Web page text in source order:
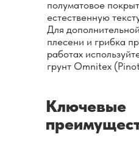
полуматовое
естественную
Для
плесени и грибка
работах
грунт Omnitex
Ключевые